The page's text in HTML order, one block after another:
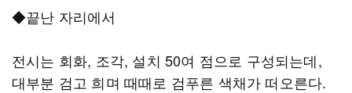
◆끝난 자리에서
전시는 회화, 조각, 설치 50여 점으로 구성되는데,
대부분 검고 희며 때때로 검푸른 색채가 떠오른다.